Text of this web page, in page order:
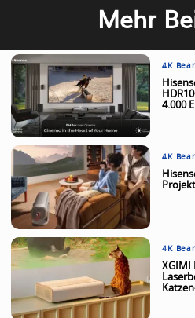
Mehr
4K
4.000
4K
4K
XGIMI